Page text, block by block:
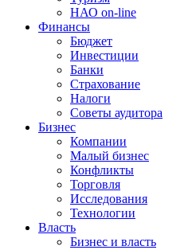
НАО on-line
Финансы
Бюджет
Инвестиции
Банки
Страхование
Налоги
Советы аудитора
Бизнес
Компании
Малый бизнес
Конфликты
Торговля
Исследования
Технологии
Власть
Бизнес и власть